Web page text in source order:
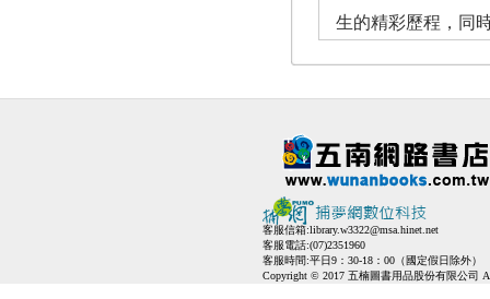
生的精彩歷程，同
客服信箱:library.w3322@msa.hinet.net
客服電話:(07)2351960
客服時間:平日9：30-18：00（國定假日除外）
Copyright © 2017 五楠圖書用品股份有限公司